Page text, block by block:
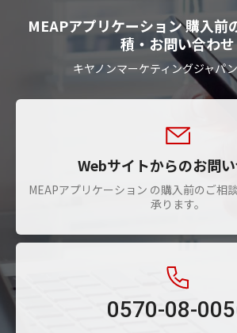
MEAPアプリケーション 購入前
積・お問い合わせ
キヤノンマーケティングジャパ
Webサイトからのお問
MEAPアプリケーション の購入前のご相
承ります。
0570-08-